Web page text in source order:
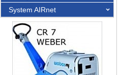
System AIRnet